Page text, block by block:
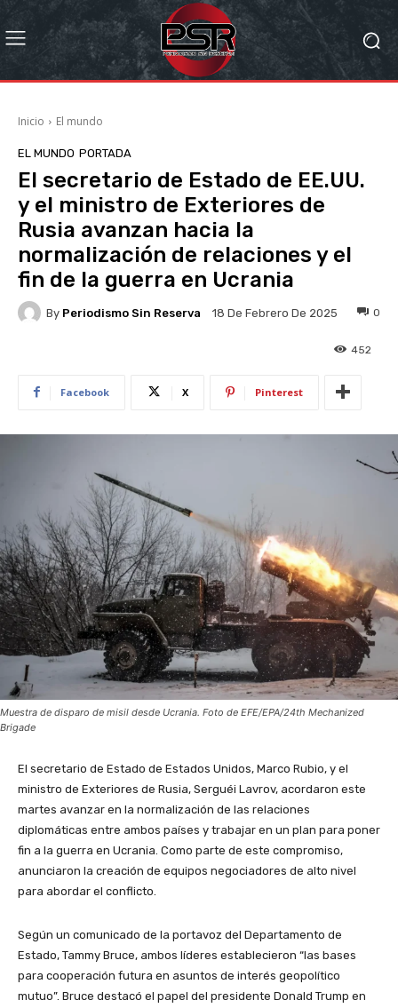
Inicio El mundo
EL MUNDO PORTADA
El secretario de Estado de EE.UU.
y el ministro de Exteriores de
Rusia avanzan hacia la
normalización de relaciones y el
fin de la guerra en Ucrania
By Periodismo Sin Reserva 18 De Febrero De 2025 0
452
Facebook X Pinterest
Muestra de disparo de misil desde Ucrania. Foto de EFE/EPA/24th Mechanized
Brigade
El secretario de Estado de Estados Unidos, Marco Rubio, y el
ministro de Exteriores de Rusia, Serguéi Lavrov, acordaron este
martes avanzar en la normalización de las relaciones
diplomáticas entre ambos países y trabajar en un plan para poner
fin a la guerra en Ucrania. Como parte de este compromiso,
anunciaron la creación de equipos negociadores de alto nivel
para abordar el conflicto.
Según un comunicado de la portavoz del Departamento de
Estado, Tammy Bruce, ambos líderes establecieron “las bases
para cooperación futura en asuntos de interés geopolítico
mutuo”. Bruce destacó el papel del presidente Donald Trump en